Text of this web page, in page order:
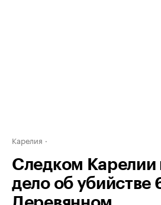
Карелия
Следком Карелии
дело об убийстве